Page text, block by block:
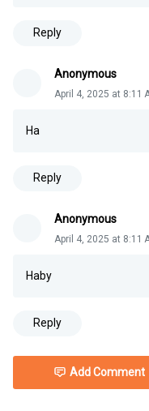
Reply
Anonymous
April 4, 2025 at 8:11
Ha
Reply
Anonymous
April 4, 2025 at 8:11
Haby
Reply
Add Comment